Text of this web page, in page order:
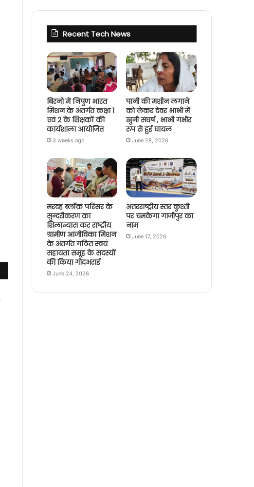
Recent Tech News
बिरनो में निपुण भारत
मिशन के अंतर्गत कक्षा 1
एवं 2 के शिक्षकों की
कार्यशाला आयोजित
3 weeks ago
पानी की मशीन लगाने
को लेकर देवर भाभी में
खुनी संघर्ष , भाभी गंभीर
रूप से हुई घायल
June 28, 2026
मरदह ब्लॉक परिसर के
सुन्दरीकरण का
शिलान्यास कर राष्ट्रीय
ग्रामीण आजीविका मिशन
के अंतर्गत गठित स्वयं
सहायता समूह के सदस्यों
की किया गोदभराई
June 24, 2026
अंतरराष्ट्रीय स्तर कुश्ती
पर चमकेगा गाजीपुर का
नाम
June 17, 2026